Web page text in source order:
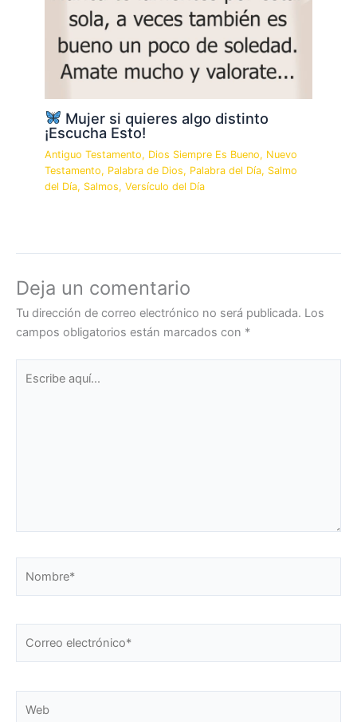
Mujer si quieres algo distinto
¡Escucha Esto!
Antiguo Testamento, Dios Siempre Es Bueno, Nuevo
Testamento, Palabra de Dios, Palabra del Día, Salmo
del Día, Salmos,Versículo del Día
Deja un comentario
Tu dirección de correo electrónico no será publicada. Los
campos obligatorios están marcados con *
aquí...
electrónico*